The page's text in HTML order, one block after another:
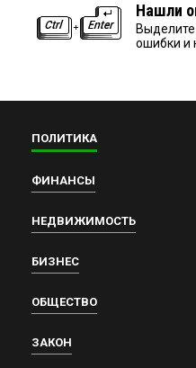
Нашли
ошибки и
ПОЛИТИКА
ФИНАНСЫ
НЕДВИЖИМОСТЬ
БИЗНЕС
ОБЩЕСТВО
ЗАКОН